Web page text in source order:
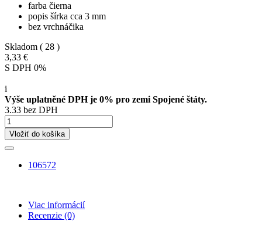
farba čierna
popis šírka cca 3 mm
bez vrchnáčika
Skladom ( 28 )
3,33 €
S DPH 0%
i
Výše uplatněné DPH je 0% pro zemi Spojené štáty.
3.33 bez DPH
Vložiť do košíka
106572
Viac informácií
Recenzie (0)